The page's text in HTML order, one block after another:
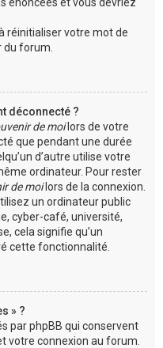
réinitialiser votre mot de
forum.
déconnecté ?
de moilors de votre
que pendant une durée
d’autre utilise votre
ordinateur. Pour rester
de moilors de la connexion.
un ordinateur public
cyber-café, université,
cela signifie qu’un
cette fonctionnalité.
» ?
par phpBB qui conservent
votre connexion au forum.